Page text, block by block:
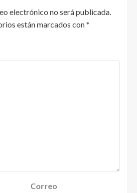
electrónico no será publicada.
están marcados con*
Correo